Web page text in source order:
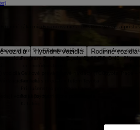
vozidlá Hybridné vozidlá Rodinné vozidlá
vozidla
vozidlá
vozidiel Toyota
Program pre firmy Toyota Business
Program pre firmy Toyota Business
Financovanie a poistenie
Financovanie
Operatívny leasing KINTO ONE
Servis a
Sezónne
Toyota Trade